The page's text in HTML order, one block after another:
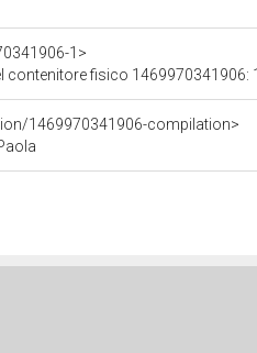
1>
contenitore fisico 1469970341906:
1469970341906-compilation>